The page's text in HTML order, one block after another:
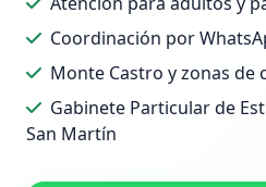
Coordinación por
Monte Castro y zonas de
Gabinete Particular de
San Martín